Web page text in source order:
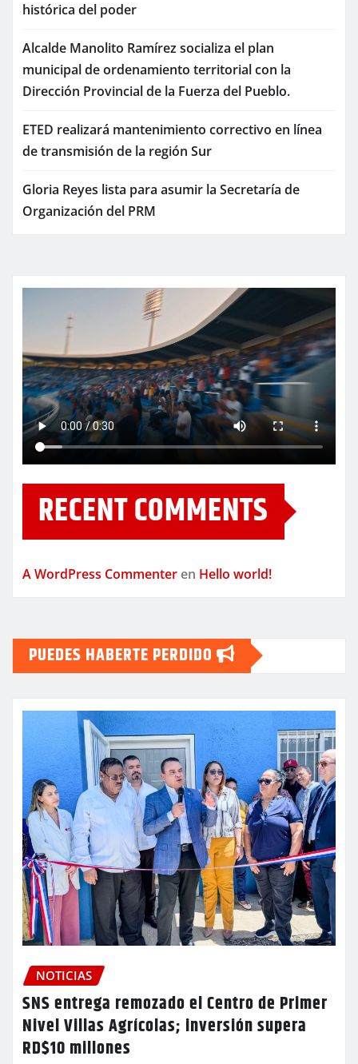
histórica del poder
Alcalde Manolito Ramírez socializa el plan
municipal de ordenamiento territorial con la
Dirección Provincial de la Fuerza del Pueblo.
ETED realizará mantenimiento correctivo en línea
de transmisión de la región Sur
Gloria Reyes lista para asumir la Secretaría de
Organización del PRM
RECENT COMMENTS
A WordPress Commenter en Hello world!
PUEDES HABERTE PERDIDO
NOTICIAS
SNS entrega remozado el Centro de Primer
Nivel Villas Agrícolas; inversión supera
RD$10 millones